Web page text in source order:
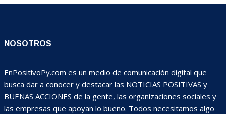
NOSOTROS
EnPositivoPy.com es un medio de comunicación digital que
busca dar a conocer y destacar las NOTICIAS POSITIVAS y
BUENAS ACCIONES de la gente, las organizaciones sociales y
las empresas que apoyan lo bueno. Todos necesitamos algo